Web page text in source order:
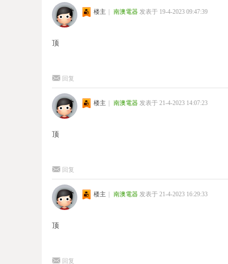
楼主 | 南澳電器 发表于 19-4-2023 09:47:39
顶
回复
楼主 | 南澳電器 发表于 21-4-2023 14:07:23
顶
回复
楼主 | 南澳電器 发表于 21-4-2023 16:29:33
顶
回复